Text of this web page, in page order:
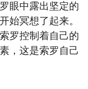
眼中露出坚定的
始冥想了起来。
罗控制着自己的
，这是索罗自己